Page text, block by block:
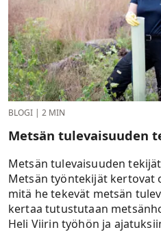
BLOGI | 2 MIN
Metsän tulevaisuuden
Metsän tulevaisuuden
Metsän työntekijät kertovat
mitä he tekevät metsän
kertaa tutustutaan
Heli Viirin työhön ja